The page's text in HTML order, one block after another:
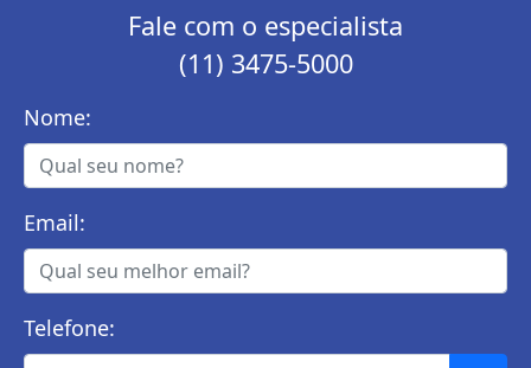
Fale com o especialista
(11) 3475-5000
Nome:
Email:
Telefone: